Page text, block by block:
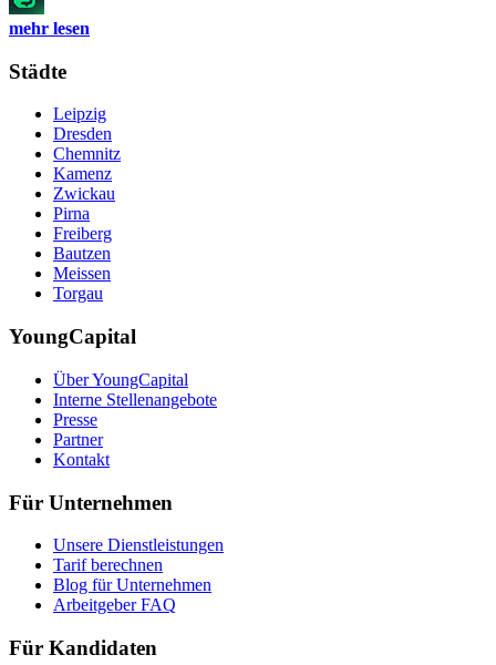
mehr lesen
Städte
Leipzig
Dresden
Chemnitz
Kamenz
Zwickau
Pirna
Freiberg
Bautzen
Meissen
Torgau
YoungCapital
Über YoungCapital
Interne Stellenangebote
Presse
Partner
Kontakt
Für Unternehmen
Unsere Dienstleistungen
Tarif berechnen
Blog für Unternehmen
Arbeitgeber FAQ
Für Kandidaten